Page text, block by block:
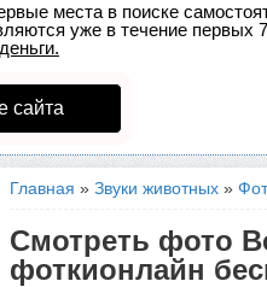
места в поиске
уже в течение первых
сайта
Главная »Звуки животных »
Смотреть фото
фоткионлайн